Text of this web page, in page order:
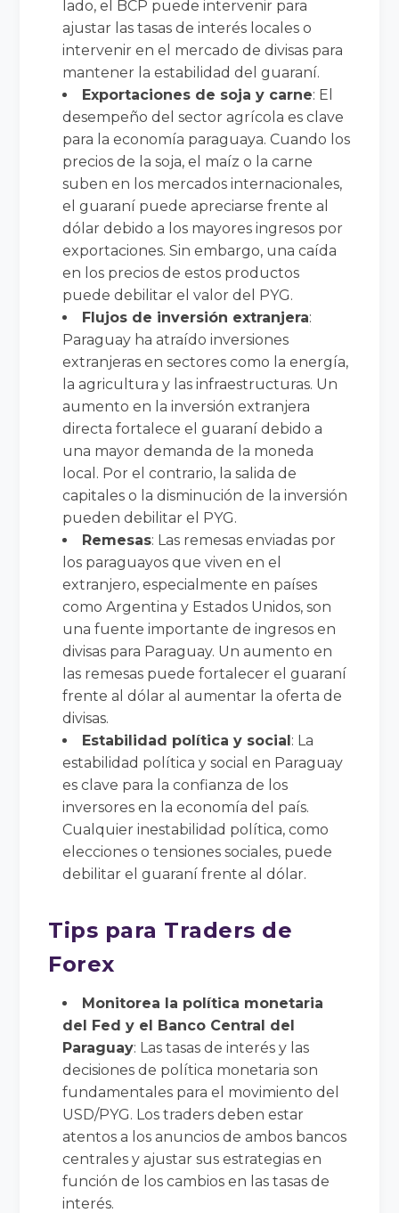
lado, el BCP puede intervenir para
ajustar las tasas de interés locales o
intervenir en el mercado de divisas para
mantener la estabilidad del guaraní.
Exportaciones de soja y carne: El
desempeño del sector agrícola es clave
para la economía paraguaya. Cuando los
precios de la soja, el maíz o la carne
suben en los mercados internacionales,
el guaraní puede apreciarse frente al
dólar debido a los mayores ingresos por
exportaciones. Sin embargo, una caída
en los precios de estos productos
puede debilitar el valor del PYG.
Flujos de inversión extranjera:
Paraguay ha atraído inversiones
extranjeras en sectores como la energía,
la agricultura y las infraestructuras. Un
aumento en la inversión extranjera
directa fortalece el guaraní debido a
una mayor demanda de la moneda
local. Por el contrario, la salida de
capitales o la disminución de la inversión
pueden debilitar el PYG.
Remesas: Las remesas enviadas por
los paraguayos que viven en el
extranjero, especialmente en países
como Argentina y Estados Unidos, son
una fuente importante de ingresos en
divisas para Paraguay. Un aumento en
las remesas puede fortalecer el guaraní
frente al dólar al aumentar la oferta de
divisas.
Estabilidad política y social: La
estabilidad política y social en Paraguay
es clave para la confianza de los
inversores en la economía del país.
Cualquier inestabilidad política, como
elecciones o tensiones sociales, puede
debilitar el guaraní frente al dólar.
Tips para Traders de
Forex
Monitorea la política monetaria
del Fed y el Banco Central del
Paraguay: Las tasas de interés y las
decisiones de política monetaria son
fundamentales para el movimiento del
USD/PYG. Los traders deben estar
atentos a los anuncios de ambos bancos
centrales y ajustar sus estrategias en
función de los cambios en las tasas de
interés.